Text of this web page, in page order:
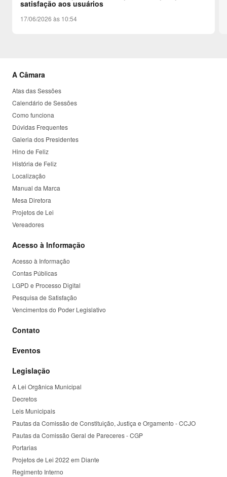
satisfação aos usuários
17/06/2026 às 10:54
A Câmara
Atas das Sessões
Calendário de Sessões
Como funciona
Dúvidas Frequentes
Galeria dos Presidentes
Hino de Feliz
História de Feliz
Localização
Manual da Marca
Mesa Diretora
Projetos de Lei
Vereadores
Acesso à Informação
Acesso à Informação
Contas Públicas
LGPD e Processo Digital
Pesquisa de Satisfação
Vencimentos do Poder Legislativo
Contato
Eventos
Legislação
A Lei Orgânica Municipal
Decretos
Leis Municipais
Pautas da Comissão de Constituição, Justiça e Orgamento - CCJO
Pautas da Comissão Geral de Pareceres - CGP
Portarias
Projetos de Lei 2022 em Diante
Regimento Interno